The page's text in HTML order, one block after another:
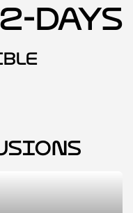
Days